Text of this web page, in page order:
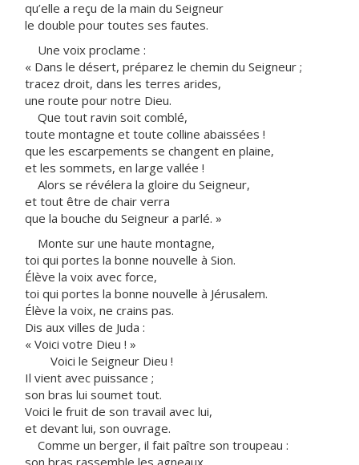
qu’elle a reçu de la main du Seigneur
le double pour toutes ses fautes.
Une voix proclame :
« Dans le désert, préparez le chemin du Seigneur ;
tracez droit, dans les terres arides,
une route pour notre Dieu.
Que tout ravin soit comblé,
toute montagne et toute colline abaissées !
que les escarpements se changent en plaine,
et les sommets, en large vallée !
Alors se révélera la gloire du Seigneur,
et tout être de chair verra
que la bouche du Seigneur a parlé. »
Monte sur une haute montagne,
toi qui portes la bonne nouvelle à Sion.
Élève la voix avec force,
toi qui portes la bonne nouvelle à Jérusalem.
Élève la voix, ne crains pas.
Dis aux villes de Juda :
« Voici votre Dieu ! »
Voici le Seigneur Dieu !
Il vient avec puissance ;
son bras lui soumet tout.
Voici le fruit de son travail avec lui,
et devant lui, son ouvrage.
Comme un berger, il fait paître son troupeau :
son bras rassemble les agneaux,